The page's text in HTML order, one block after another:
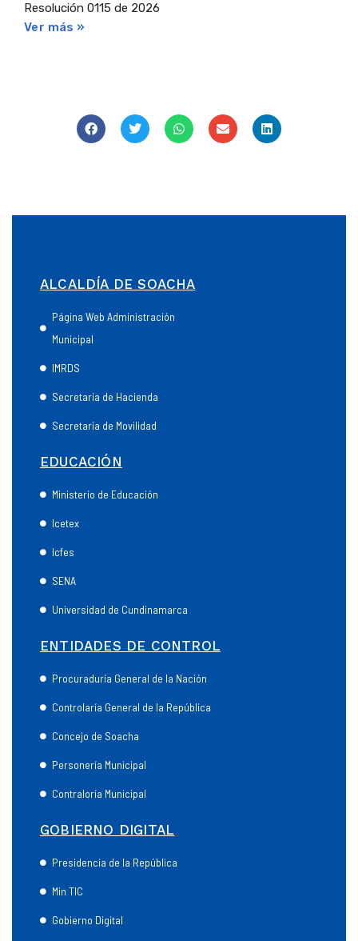
Resolución 0115 de 2026
Ver más »
ALCALDÍA DE SOACHA
Página Web Administración
Municipal
IMRDS
Secretaría de Hacienda
Secretaría de Movilidad
EDUCACIÓN
Ministerio de Educación
Icetex
Icfes
SENA
Universidad de Cundinamarca
ENTIDADES DE CONTROL
Procuraduría General de la Nación
Controlaría General de la República
Concejo de Soacha
Personería Municipal
Contraloría Municipal
GOBIERNO DIGITAL
Presidencia de la República
Min TIC
Gobierno Digital